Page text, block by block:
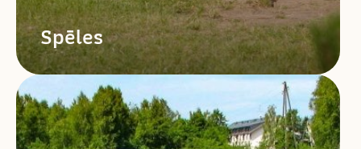
Spēles